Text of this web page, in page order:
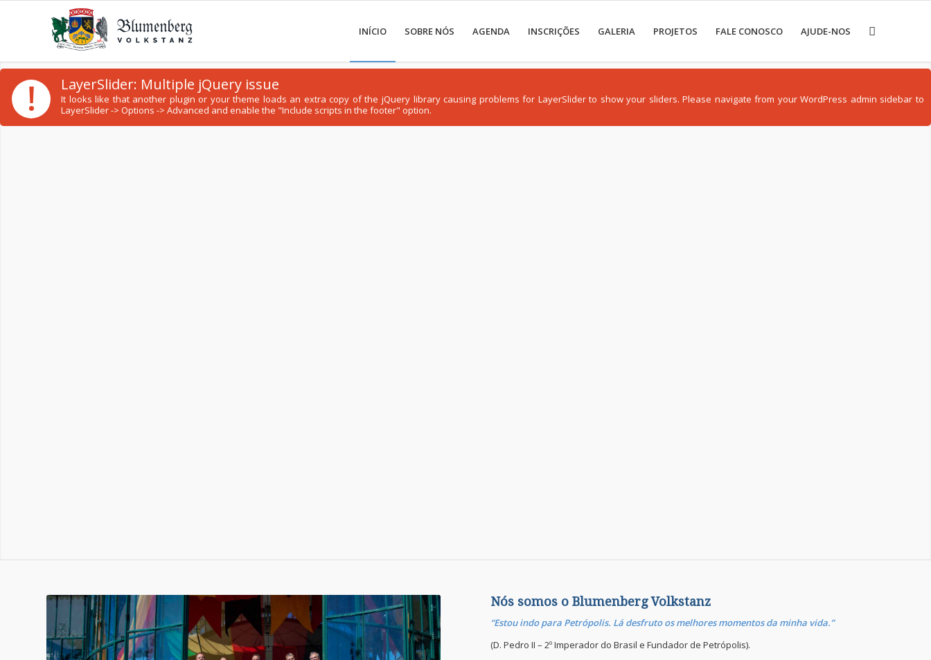
INÍCIO SOBRE NÓS AGENDA INSCRIÇÕES GALERIA PROJETOS FALE CONOSCO AJUDE-NOS
! LayerSlider: Multiple jQuery issue
It looks like that another plugin or your theme loads an extra copy of the jQuery library causing problems for LayerSlider to show your sliders. Please navigate from your WordPress admin sidebar to
LayerSlider -> Options -> Advanced and enable the "Include scripts in the footer" option.
Nós somos o Blumenberg Volkstanz
“Estou indo para Petrópolis. Lá desfruto os melhores momentos da minha vida.”
(D. Pedro II – 2º Imperador do Brasil e Fundador de Petrópolis).